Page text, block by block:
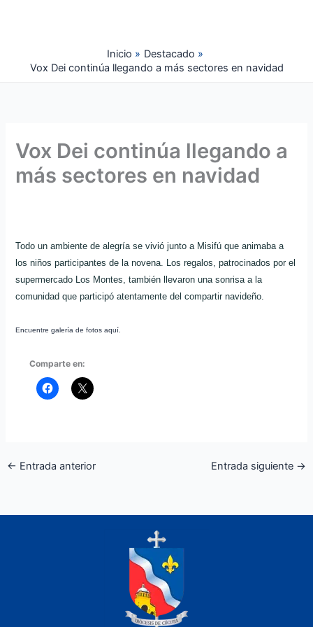
Inicio
Destacado
Vox Dei continúa llegando a más sectores en navidad
Vox Dei continúa llegando a
más sectores en navidad
Todo un ambiente de alegría se vivió junto a Misifú que animaba a
los niños participantes de la novena. Los regalos, patrocinados por el
supermercado Los Montes, también llevaron una sonrisa a la
comunidad que participó atentamente del compartir navideño.
Encuentre galería de fotos aquí.
Comparte en:
← Entrada anterior Entrada siguiente →